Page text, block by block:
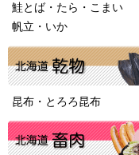
鮭とば・たら・こまい
帆立・いか
昆布・とろろ昆布